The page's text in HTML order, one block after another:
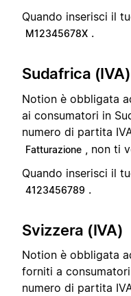
Quando inserisci il
M12345678X .
Sudafrica (IVA)
Notion è obbligata
ai consumatori in
numero di partita
Fatturazione
, non ti
Quando inserisci il
4123456789 .
Svizzera (IVA)
Notion è obbligata
forniti a
numero di partita